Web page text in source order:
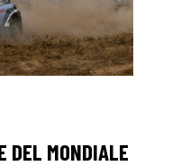
DEL MONDIALE